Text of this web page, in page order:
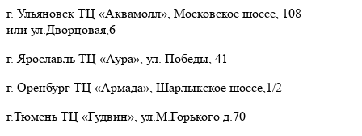
г. Ульяновск ТЦ «Аквамолл», Московское шоссе, 108
или ул.Дворцовая,6
г. Ярославль ТЦ «Аура», ул. Победы, 41
г. Оренбург ТЦ «Армада», Шарлыкское шоссе,1/2
г.Тюмень ТЦ «Гудвин», ул.М.Горького д.70